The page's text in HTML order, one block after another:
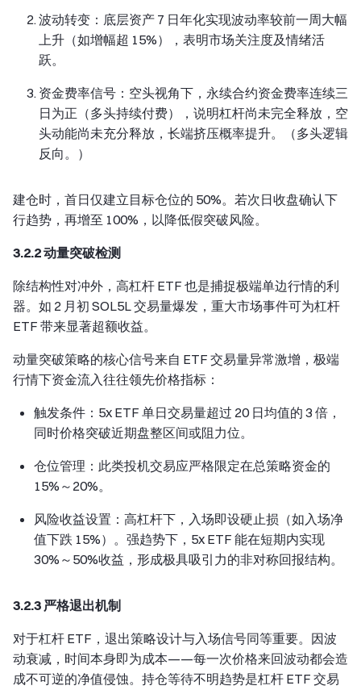
波动转变：底层资产 7 日年化实现波动率较前一周大幅
上升（如增幅超 15%），表明市场关注度及情绪活
跃。
资金费率信号：空头视角下，永续合约资金费率连续三
日为正（多头持续付费），说明杠杆尚未完全释放，空
头动能尚未充分释放，长端挤压概率提升。（多头逻辑
反向。）
建仓时，首日仅建立目标仓位的 50%。若次日收盘确认下
行趋势，再增至 100%，以降低假突破风险。
3.2.2 动量突破检测
除结构性对冲外，高杠杆 ETF 也是捕捉极端单边行情的利
器。如 2 月初 SOL5L 交易量爆发，重大市场事件可为杠杆
ETF 带来显著超额收益。
动量突破策略的核心信号来自 ETF 交易量异常激增，极端
行情下资金流入往往领先价格指标：
触发条件：5x ETF 单日交易量超过 20 日均值的 3 倍，
同时价格突破近期盘整区间或阻力位。
仓位管理：此类投机交易应严格限定在总策略资金的
15%～20%。
风险收益设置：高杠杆下，入场即设硬止损（如入场净
值下跌 15%）。强趋势下，5x ETF 能在短期内实现
30%～50%收益，形成极具吸引力的非对称回报结构。
3.2.3 严格退出机制
对于杠杆 ETF，退出策略设计与入场信号同等重要。因波
动衰减，时间本身即为成本——每一次价格来回波动都会造
成不可逆的净值侵蚀。持仓等待不明趋势是杠杆 ETF 交易